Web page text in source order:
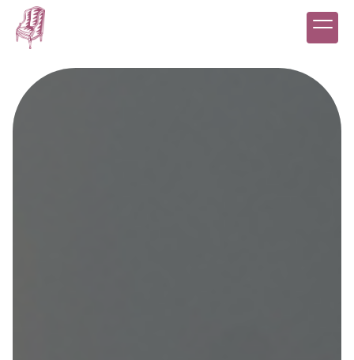
Panneau de gestion des cookies